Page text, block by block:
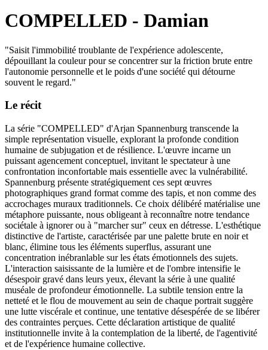
COMPELLED - Damian
"Saisit l'immobilité troublante de l'expérience adolescente,
dépouillant la couleur pour se concentrer sur la friction brute entre
l'autonomie personnelle et le poids d'une société qui détourne
souvent le regard."
Le récit
La série "COMPELLED" d'Arjan Spannenburg transcende la
simple représentation visuelle, explorant la profonde condition
humaine de subjugation et de résilience. L'œuvre incarne un
puissant agencement conceptuel, invitant le spectateur à une
confrontation inconfortable mais essentielle avec la vulnérabilité.
Spannenburg présente stratégiquement ces sept œuvres
photographiques grand format comme des tapis, et non comme des
accrochages muraux traditionnels. Ce choix délibéré matérialise une
métaphore puissante, nous obligeant à reconnaître notre tendance
sociétale à ignorer ou à "marcher sur" ceux en détresse. L'esthétique
distinctive de l'artiste, caractérisée par une palette brute en noir et
blanc, élimine tous les éléments superflus, assurant une
concentration inébranlable sur les états émotionnels des sujets.
L'interaction saisissante de la lumière et de l'ombre intensifie le
désespoir gravé dans leurs yeux, élevant la série à une qualité
muséale de profondeur émotionnelle. La subtile tension entre la
netteté et le flou de mouvement au sein de chaque portrait suggère
une lutte viscérale et continue, une tentative désespérée de se libérer
des contraintes perçues. Cette déclaration artistique de qualité
institutionnelle invite à la contemplation de la liberté, de l'agentivité
et de l'expérience humaine collective.